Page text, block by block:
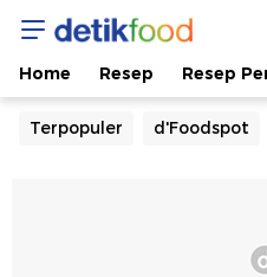
Home Resep Resep
Terpopuler d'Foodspot